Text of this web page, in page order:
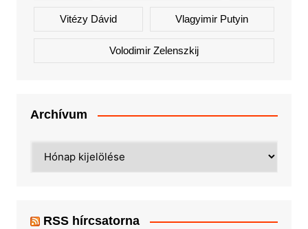
Vitézy Dávid Vlagyimir Putyin
Volodimir Zelenszkij
Archívum
RSS hírcsatorna